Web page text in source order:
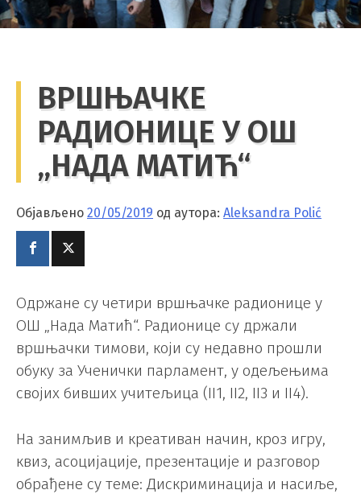
ВРШЊАЧКЕ
РАДИОНИЦЕ У ОШ
„НАДА МАТИЋ“
Објављено 20/05/2019 од аутора: Aleksandra Polić
Oдржане су четири вршњачке радионице у
ОШ „Нада Матић“. Радионице су држали
вршњачки тимови, који су недавно прошли
обуку за Ученички парламент, у одељењима
својих бивших учитељица (II1, II2, II3 и II4).
На занимљив и креативан начин, кроз игру,
квиз, асоцијације, презентације и разговор
обрађене су теме: Дискриминација и насиље,